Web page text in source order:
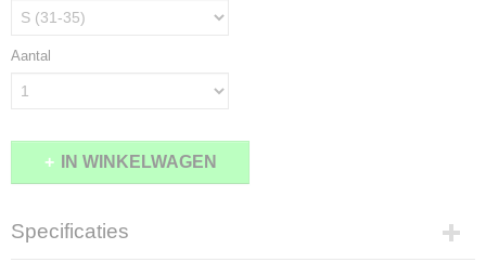
Aantal
IN WINKELWAGEN
Specificaties